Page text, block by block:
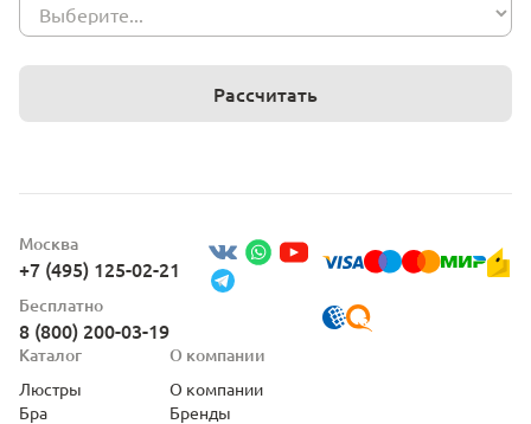
Рассчитать
Москва
+7 (495) 125-02-21
Бесплатно
8 (800) 200-03-19
Каталог
Люстры
Бра
О компании
О компании
Бренды